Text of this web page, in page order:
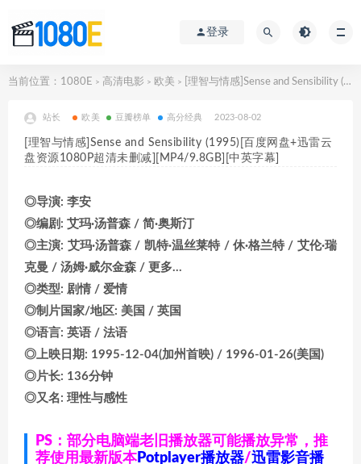
登录
当前位置： 1080E > 高清电影 > 欧美 > [理智与情感]Sense and Sensibility (1995)[百度网盘+迅雷云盘资源1080P超清未删减][MP4/9.8GB][中英字幕]
站长 欧美 豆瓣榜单 高分经典 2023-08-02
[理智与情感]Sense and Sensibility (1995)[百度网盘+迅雷云
盘资源1080P超清未删减][MP4/9.8GB][中英字幕]
◎导演: 李安
◎编剧: 艾玛·汤普森 / 简·奥斯汀
◎主演: 艾玛·汤普森 / 凯特·温丝莱特 / 休·格兰特 / 艾伦·瑞
克曼 / 汤姆·威尔金森 / 更多…
◎类型: 剧情 / 爱情
◎制片国家/地区: 美国 / 英国
◎语言: 英语 / 法语
◎上映日期: 1995-12-04(加州首映) / 1996-01-26(美国)
◎片长: 136分钟
◎又名: 理性与感性
PS：部分电脑端老旧播放器可能播放异常，推
荐使用最新版本Potplayer播放器/迅雷影音播